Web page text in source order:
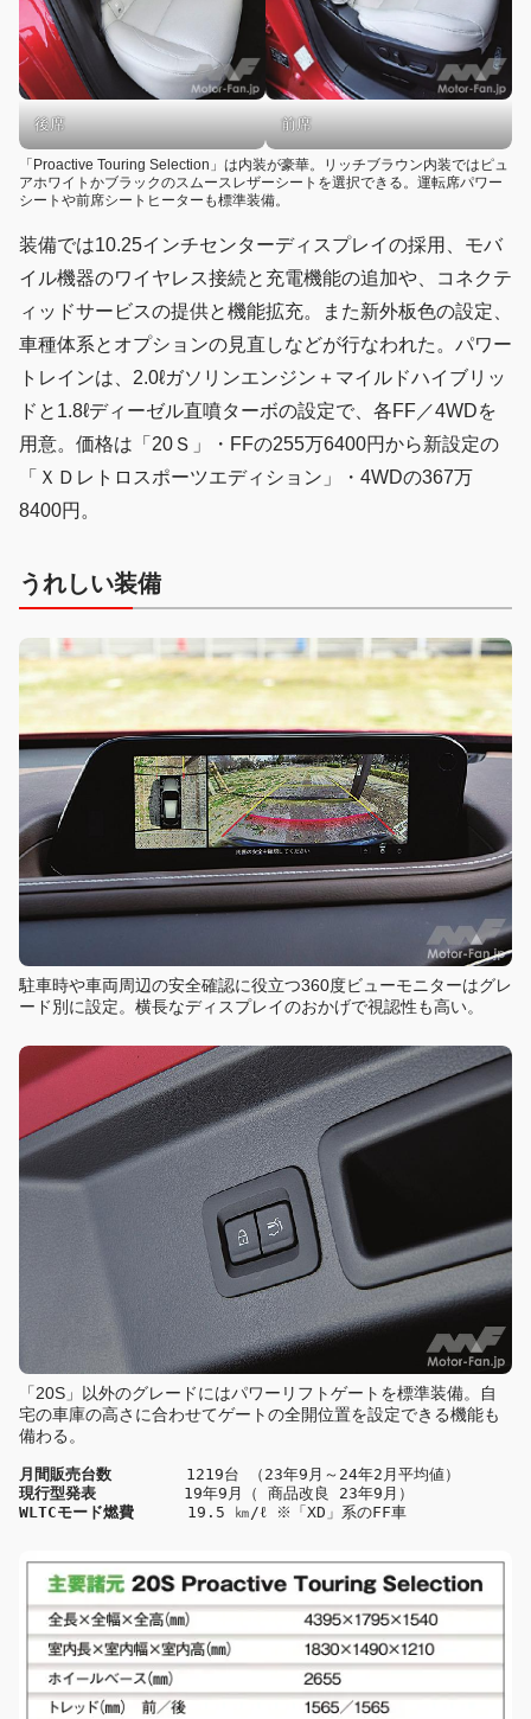
後席 前席
「Proactive Touring Selection」は内装が豪華。リッチブラウン内装ではピュ
アホワイトかブラックのスムースレザーシートを選択できる。運転席パワー
シートや前席シートヒーターも標準装備。
装備では10.25インチセンターディスプレイの採用、モバ
イル機器のワイヤレス接続と充電機能の追加や、コネクテ
ィッドサービスの提供と機能拡充。また新外板色の設定、
車種体系とオプションの見直しなどが行なわれた。パワー
トレインは、2.0ℓガソリンエンジン＋マイルドハイブリッ
ドと1.8ℓディーゼル直噴ターボの設定で、各FF／4WDを
用意。価格は「20Ｓ」・FFの255万6400円から新設定の
「ＸＤレトロスポーツエディション」・4WDの367万
8400円。
うれしい装備
駐車時や車両周辺の安全確認に役立つ360度ビューモニターはグレ
ード別に設定。横長なディスプレイのおかげで視認性も高い。
「20S」以外のグレードにはパワーリフトゲートを標準装備。自
宅の車庫の高さに合わせてゲートの全開位置を設定できる機能も
備わる。
月間販売台数 1219台 （23年9月～24年2月平均値）
現行型発表 19年9月（ 商品改良 23年9月）
WLTCモード燃費
    　19.5 ㎞/ℓ ※「XD」系のFF車